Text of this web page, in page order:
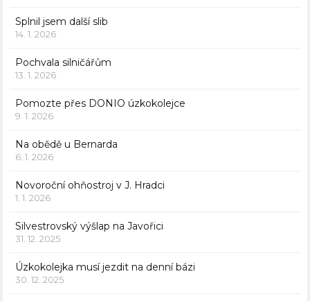
Splnil jsem další slib
14. 1. 2026
Pochvala silničářům
13. 1. 2026
Pomozte přes DONIO úzkokolejce
9. 1. 2026
Na obědě u Bernarda
6. 1. 2026
Novoroční ohňostroj v J. Hradci
1. 1. 2026
Silvestrovský výšlap na Javořici
31. 12. 2025
Úzkokolejka musí jezdit na denní bázi
30. 12. 2025